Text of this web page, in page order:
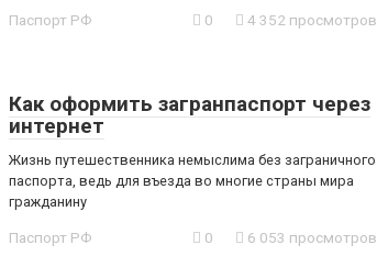
Паспорт РФ 0 4 352 просмотров
Как оформить загранпаспорт через
интернет
Жизнь путешественника немыслима без заграничного
паспорта, ведь для въезда во многие страны мира
гражданину
Паспорт РФ 0 6 053 просмотров